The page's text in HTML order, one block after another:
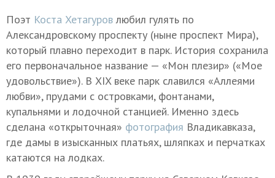
Поэт Коста Хетагуровлюбил гулять по
Александровскому проспекту (ныне проспект Мира),
который плавно переходит в парк. История сохранила
его первоначальное название — «Мон плезир» («Мое
удовольствие»). В XIX веке парк славился «Аллеями
любви», прудами с островками, фонтанами,
купальнями и лодочной станцией. Именно здесь
сделана «открыточная» фотография Владикавказа,
где дамы в изысканных платьях, шляпках и перчатках
катаются на лодках.